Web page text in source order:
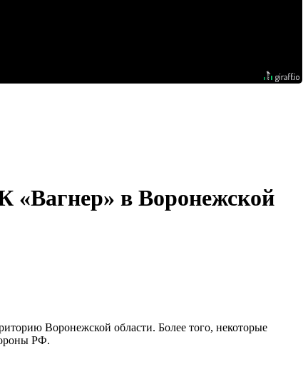
«Вагнер» в Воронежской
Воронежской области. Более того, некоторые
РФ.